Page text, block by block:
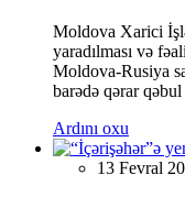
Moldova Xarici
yaradılması və
Moldova-Rusiya
barədə qərar
Ardını oxu
13 Fevral